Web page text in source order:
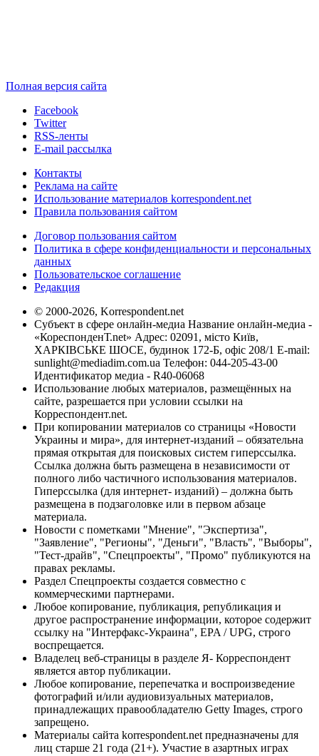
Полная версия сайта
Facebook
Twitter
RSS-ленты
E-mail рассылка
Контакты
Реклама на сайте
Использование материалов korrespondent.net
Правила пользования сайтом
Договор пользования сайтом
Политика в сфере конфиденциальности и персональных
данных
Пользовательское соглашение
Редакция
© 2000-2026, Korrespondent.net
Субъект в сфере онлайн-медиа Название онлайн-медиа -
«КореспонденТ.net» Адрес: 02091, місто Київ,
ХАРКІВСЬКЕ ШОСЕ, будинок 172-Б, офіс 208/1 E-mail:
sunlight@mediadim.com.ua Телефон: 044-205-43-00
Идентификатор медиа - R40-06068
Использование любых материалов, размещённых на
сайте, разрешается при условии ссылки на
Корреспондент.net.
При копировании материалов со страницы «Новости
Украины и мира», для интернет-изданий – обязательна
прямая открытая для поисковых систем гиперссылка.
Ссылка должна быть размещена в независимости от
полного либо частичного использования материалов.
Гиперссылка (для интернет- изданий) – должна быть
размещена в подзаголовке или в первом абзаце
материала.
Новости с пометками "Мнение", "Экспертиза",
"Заявление", "Регионы", "Деньги", "Власть", "Выборы",
"Тест-драйв", "Спецпроекты", "Промо" публикуются на
правах рекламы.
Раздел Спецпроекты создается совместно с
коммерческими партнерами.
Любое копирование, публикация, републикация и
другое распространение информации, которое содержит
ссылку на "Интерфакс-Украина", EPA / UPG, строго
воспрещается.
Владелец веб-страницы в разделе Я- Корреспондент
является автор публикации.
Любое копирование, перепечатка и воспроизведение
фотографий и/или аудиовизуальных материалов,
принадлежащих правообладателю Getty Images, строго
запрещено.
Материалы сайта korrespondent.net предназначены для
лиц старше 21 года (21+). Участие в азартных играх